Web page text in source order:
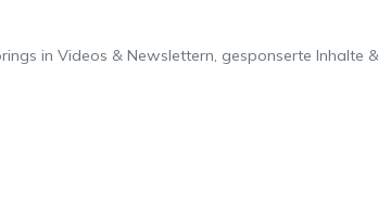
in Videos & Newslettern, gesponserte Inhalte